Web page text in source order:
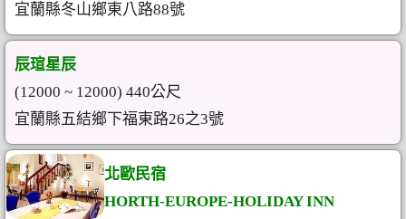
宜蘭縣冬山鄉東八路88號
辰瑄星辰
(12000 ~ 12000) 440公尺
宜蘭縣五結鄉下福東路26之3號
北歐民宿
HORTH-EUROPE-HOLIDAY INN